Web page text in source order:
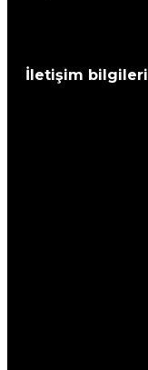
İletişim bilgileri